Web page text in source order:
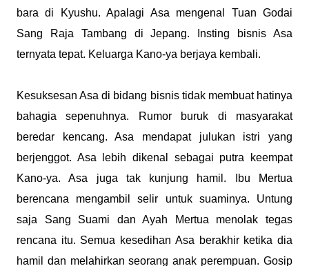
bara di Kyushu. Apalagi Asa mengenal Tuan Godai
Sang Raja Tambang di Jepang. Insting bisnis Asa
ternyata tepat. Keluarga Kano-ya berjaya kembali.
Kesuksesan Asa di bidang bisnis tidak membuat hatinya
bahagia sepenuhnya. Rumor buruk di masyarakat
beredar kencang. Asa mendapat julukan istri yang
berjenggot. Asa lebih dikenal sebagai putra keempat
Kano-ya. Asa juga tak kunjung hamil. Ibu Mertua
berencana mengambil selir untuk suaminya. Untung
saja Sang Suami dan Ayah Mertua menolak tegas
rencana itu. Semua kesedihan Asa berakhir ketika dia
hamil dan melahirkan seorang anak perempuan. Gosip